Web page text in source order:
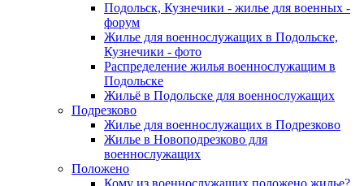
Подольск, Кузнечики - жилье для военных -
форум
Жилье для военнослужащих в Подольске,
Кузнечики - фото
Распределение жилья военнослужащим в
Подольске
Жильё в Подольске для военнослужащих
Подрезково
Жилье для военнослужащих в Подрезково
Жилье в Новоподрезково для
военнослужащих
Положено
Кому из военнослужащих положено жилье?